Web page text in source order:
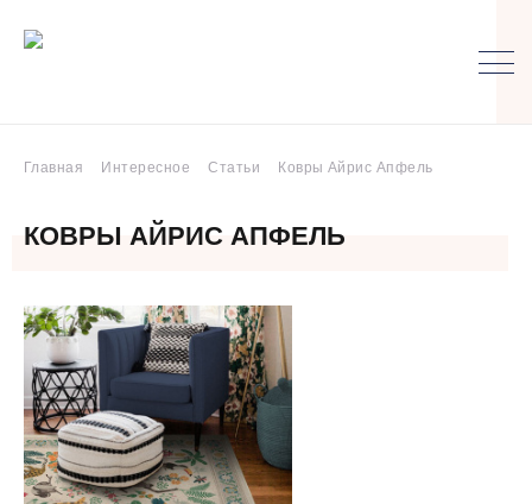
Главная Интересное Статьи Ковры Айрис Апфель
КОВРЫ АЙРИС АПФЕЛЬ